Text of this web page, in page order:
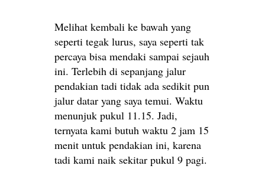
Melihat kembali ke bawah yang
seperti tegak lurus, saya seperti tak
percaya bisa mendaki sampai sejauh
ini. Terlebih di sepanjang jalur
pendakian tadi tidak ada sedikit pun
jalur datar yang saya temui. Waktu
menunjuk pukul 11.15. Jadi,
ternyata kami butuh waktu 2 jam 15
menit untuk pendakian ini, karena
tadi kami naik sekitar pukul 9 pagi.